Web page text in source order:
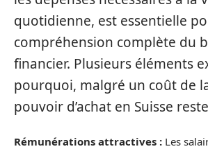
quotidienne, est essentielle
compréhension complète du
financier. Plusieurs éléments
pourquoi, malgré un coût de
pouvoir d’achat en Suisse
Rémunérations attractives : Les